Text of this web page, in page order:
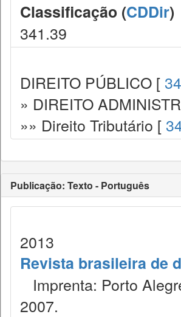
Classificação (CDDir)
341.39
DIREITO PÚBLICO [
» DIREITO
»» Direito Tributário [
Publicação: Texto - Português
2013
Revista brasileira de
Imprenta: Porto
2007.